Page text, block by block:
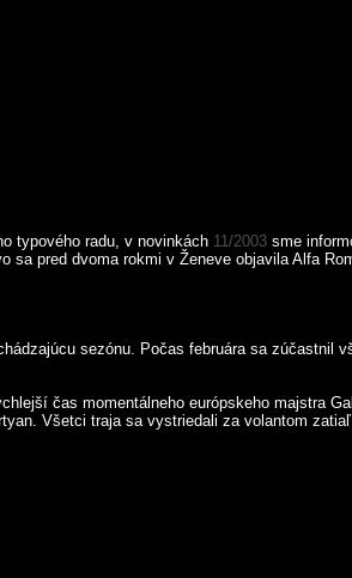
typového radu, v novinkách 11/2003 sme
pred dvoma rokmi v Ženeve objavila Alfa
sezónu. Počas februára sa zúčastnil
čas momentálneho európskeho majstra
Všetci traja sa vystriedali za volantom